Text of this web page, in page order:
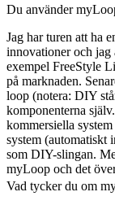
Du använder
Jag har turen att ha
innovationer och
exempel FreeStyle
på marknaden.
loop (notera: DIY
komponenterna
kommersiella
system (automatiskt
som DIY-slingan.
myLoop och det
Vad tycker du om